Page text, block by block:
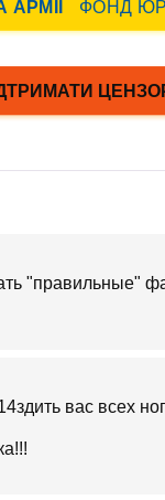
"правильные"
вас всех